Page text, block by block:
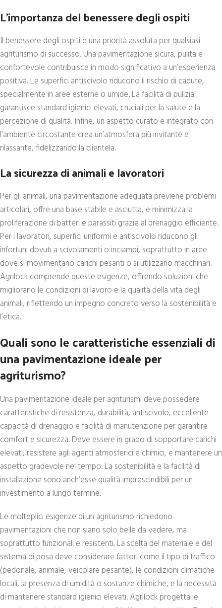
L’importanza del benessere degli ospiti
Il benessere degli ospiti è una priorità assoluta per qualsiasi
agriturismo di successo. Una pavimentazione sicura, pulita e
confortevole contribuisce in modo significativo a un’esperienza
positiva. Le superfici antiscivolo riducono il rischio di cadute,
specialmente in aree esterne o umide. La facilità di pulizia
garantisce standard igienici elevati, cruciali per la salute e la
percezione di qualità. Infine, un aspetto curato e integrato con
l’ambiente circostante crea un’atmosfera più invitante e
rilassante, fidelizzando la clientela.
La sicurezza di animali e lavoratori
Per gli animali, una pavimentazione adeguata previene problemi
articolari, offre una base stabile e asciutta, e minimizza la
proliferazione di batteri e parassiti grazie al drenaggio efficiente.
Per i lavoratori, superfici uniformi e antiscivolo riducono gli
infortuni dovuti a scivolamenti o inciampi, soprattutto in aree
dove si movimentano carichi pesanti o si utilizzano macchinari.
Agrilock comprende queste esigenze, offrendo soluzioni che
migliorano le condizioni di lavoro e la qualità della vita degli
animali, riflettendo un impegno concreto verso la sostenibilità e
l’etica.
Quali sono le caratteristiche essenziali di
una pavimentazione ideale per
agriturismo?
Una pavimentazione ideale per agriturismi deve possedere
caratteristiche di resistenza, durabilità, antiscivolo, eccellente
capacità di drenaggio e facilità di manutenzione per garantire
comfort e sicurezza. Deve essere in grado di sopportare carichi
elevati, resistere agli agenti atmosferici e chimici, e mantenere un
aspetto gradevole nel tempo. La sostenibilità e la facilità di
installazione sono anch’esse qualità imprescindibili per un
investimento a lungo termine.
Le molteplici esigenze di un agriturismo richiedono
pavimentazioni che non siano solo belle da vedere, ma
soprattutto funzionali e resistenti. La scelta del materiale e del
sistema di posa deve considerare fattori come il tipo di traffico
(pedonale, animale, veicolare pesante), le condizioni climatiche
locali, la presenza di umidità o sostanze chimiche, e la necessità
di mantenere standard igienici elevati. Agrilock progetta le